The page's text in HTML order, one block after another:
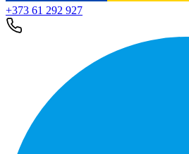
+373 61 292 927